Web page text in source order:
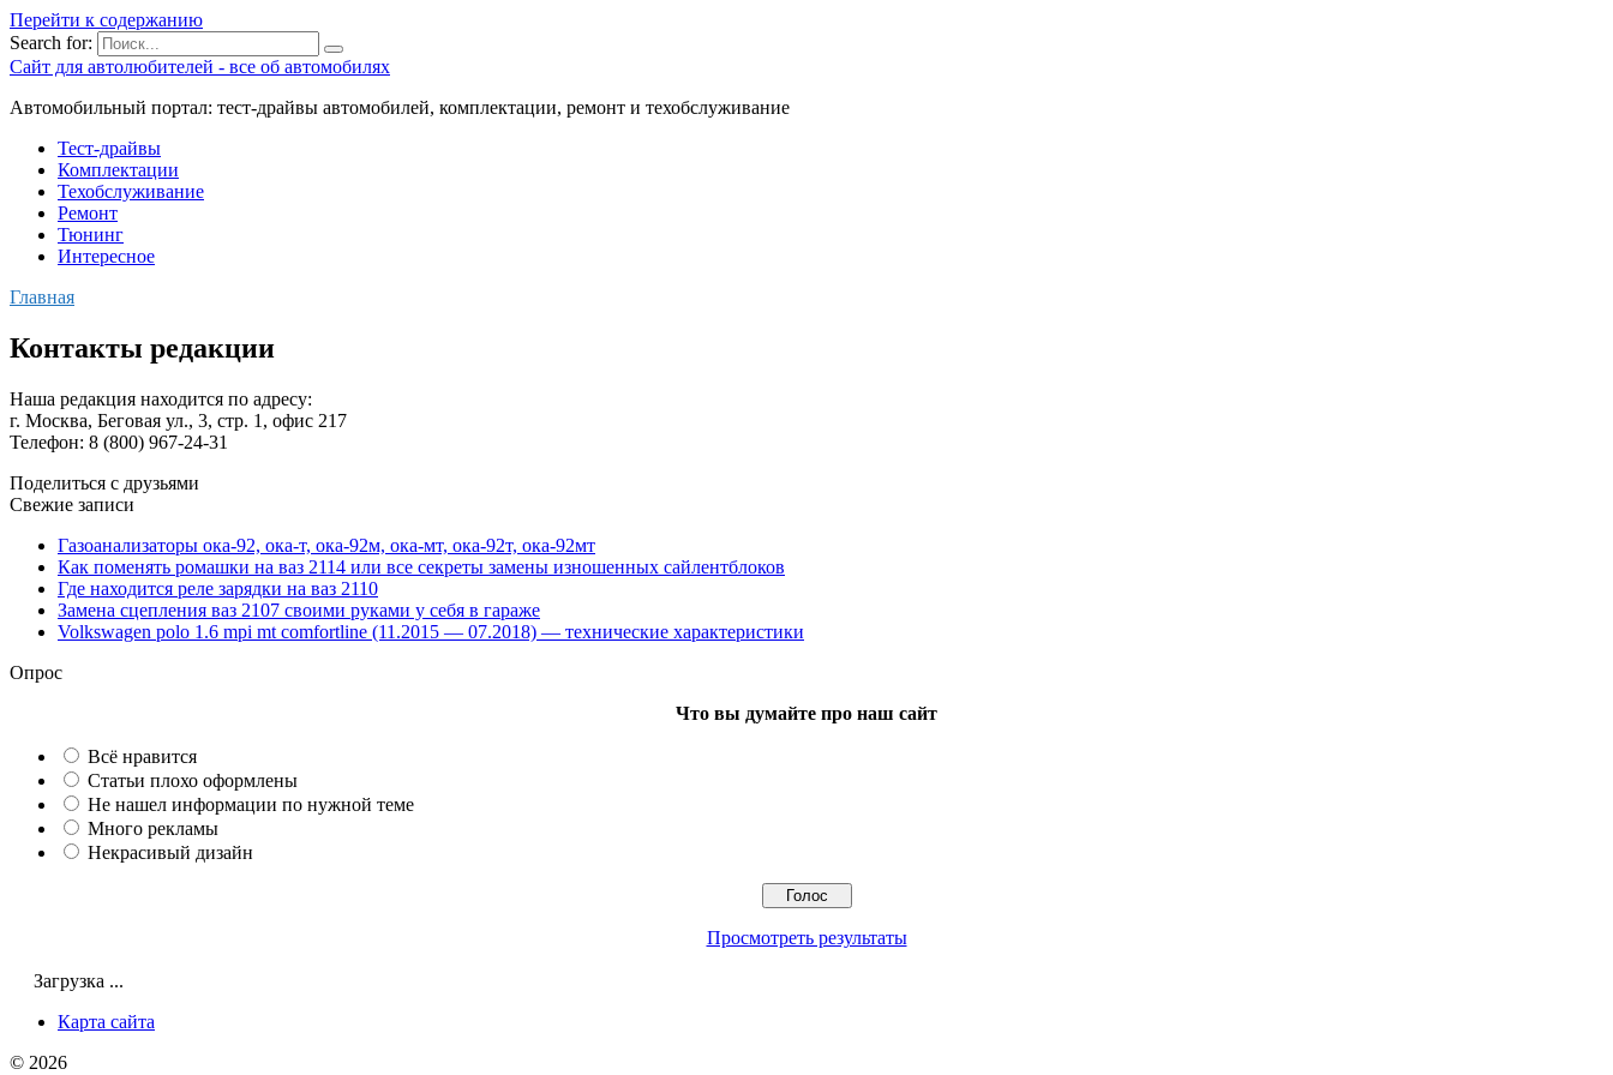
Перейти к содержанию
Search for:
Сайт для автолюбителей - все об автомобилях
Автомобильный портал: тест-драйвы автомобилей, комплектации, ремонт и техобслуживание
Тест-драйвы
Комплектации
Техобслуживание
Ремонт
Тюнинг
Интересное
Главная
Контакты редакции
Наша редакция находится по адресу:
г. Москва, Беговая ул., 3, стр. 1, офис 217
Телефон: 8 (800) 967-24-31
Поделиться с друзьями
Свежие записи
Газоанализаторы ока-92, ока-т, ока-92м, ока-мт, ока-92т, ока-92мт
Как поменять ромашки на ваз 2114 или все секреты замены изношенных сайлентблоков
Где находится реле зарядки на ваз 2110
Замена сцепления ваз 2107 своими руками у себя в гараже
Volkswagen polo 1.6 mpi mt comfortline (11.2015 — 07.2018) — технические характеристики
Опрос
Что вы думайте про наш сайт
Всё нравится
Статьи плохо оформлены
Не нашел информации по нужной теме
Много рекламы
Некрасивый дизайн
Просмотреть результаты
Загрузка ...
Карта сайта
© 2026